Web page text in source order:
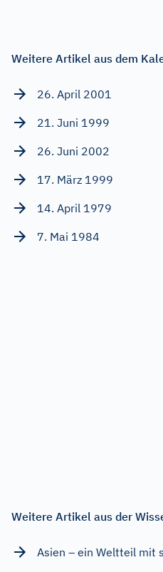
Weitere Artikel aus dem
26. April 2001
21. Juni 1999
26. Juni 2002
17. März 1999
14. April 1979
7. Mai 1984
Weitere Artikel aus der
Asien – ein Weltteil mit